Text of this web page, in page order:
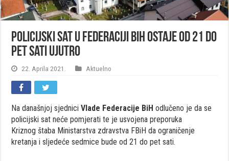
Policijski sat u Federaciji BiH ostaje od 21 do
pet sati ujutro
22. Aprila 2021. Aktuelno
Na današnjoj sjedniciVlade Federacije BiH odlučeno je da se
policijski sat neće pomjerati te je usvojena preporuka
Kriznog štaba Ministarstva zdravstva FBiH da ograničenje
kretanja i sljedeće sedmice bude od 21 do pet sati.